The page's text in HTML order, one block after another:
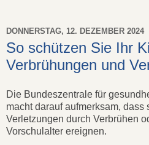
DONNERSTAG, 12. DEZEMBER 2024
So schützen Sie Ihr
Verbrühungen und
Die Bundeszentrale für
macht darauf aufmerksam, dass
Verletzungen durch Verbrühen
Vorschulalter ereignen.